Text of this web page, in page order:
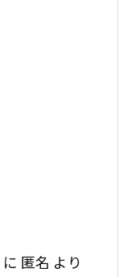
に 匿名 より